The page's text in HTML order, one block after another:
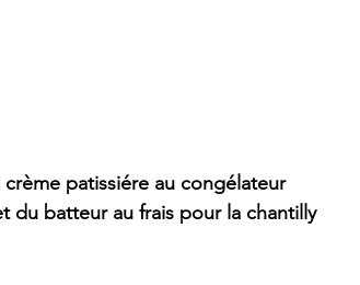
patissiére au congélateur
batteur au frais pour la chantilly